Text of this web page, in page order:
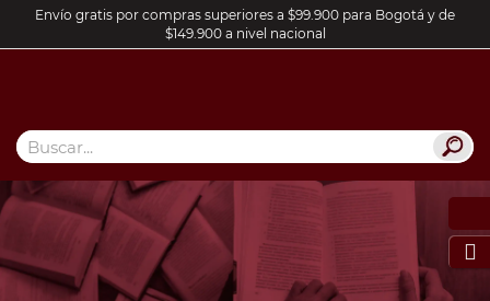
Envío gratis por compras superiores a $99.900 para Bogotá y de
$149.900 a nivel nacional
